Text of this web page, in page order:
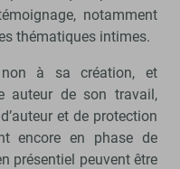
notamment
thématiques intimes.
non à sa création, et
auteur de son travail,
et de protection
encore en phase de
présentiel peuvent être